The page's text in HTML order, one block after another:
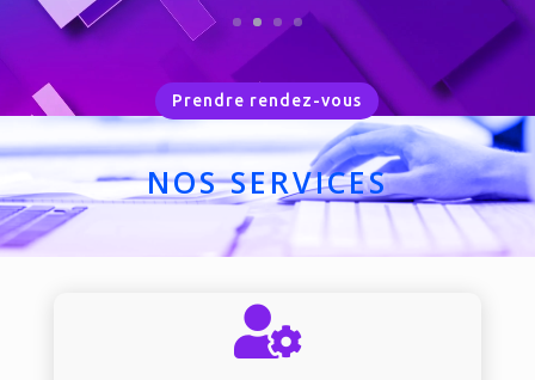
Prendre rendez-vous
NOS SERVICES
